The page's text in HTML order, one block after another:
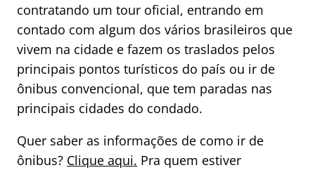
contratando um tour oficial, entrando em
contado com algum dos vários brasileiros que
vivem na cidade e fazem os traslados pelos
principais pontos turísticos do país ou ir de
ônibus convencional, que tem paradas nas
principais cidades do condado.
Quer saber as informações de como ir de
ônibus? Clique aqui. Pra quem estiver